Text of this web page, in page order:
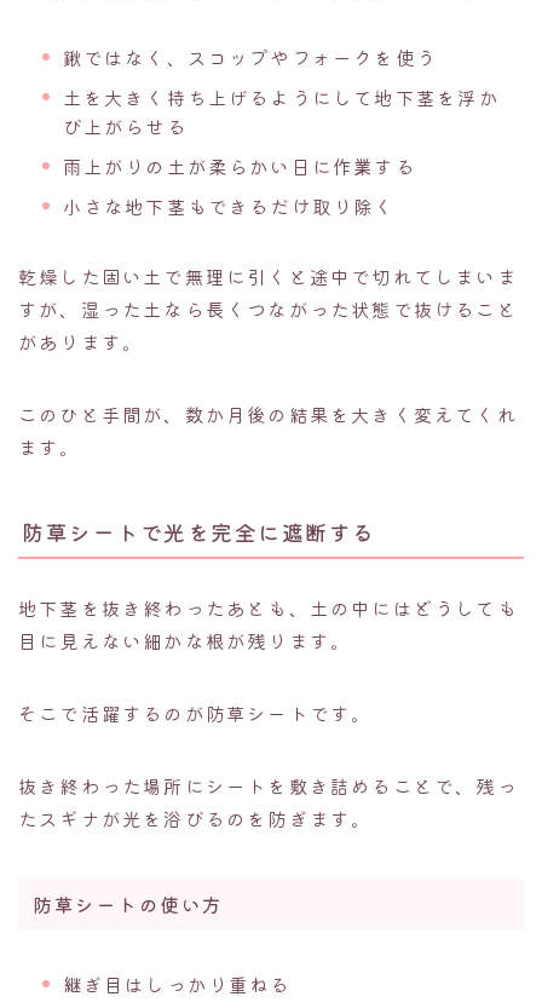
鍬ではなく、スコップやフォークを使う
土を大きく持ち上げるようにして地下茎を浮か
び上がらせる
雨上がりの土が柔らかい日に作業する
小さな地下茎もできるだけ取り除く
乾燥した固い土で無理に引くと途中で切れてしまいま
すが、湿った土なら長くつながった状態で抜けること
があります。
このひと手間が、数か月後の結果を大きく変えてくれ
ます。
防草シートで光を完全に遮断する
地下茎を抜き終わったあとも、土の中にはどうしても
目に見えない細かな根が残ります。
そこで活躍するのが防草シートです。
抜き終わった場所にシートを敷き詰めることで、残っ
たスギナが光を浴びるのを防ぎます。
防草シートの使い方
継ぎ目はしっかり重ねる